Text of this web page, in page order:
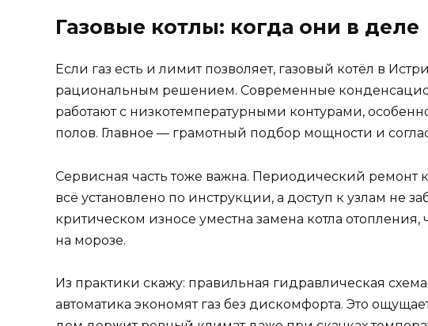
Газовые котлы: когда они в деле
Если газ есть и лимит позволяет, газовый котёл в
рациональным решением. Современные
работают с низкотемпературными контурами,
полов. Главное — грамотный подбор мощности и
Сервисная часть тоже важна. Периодический ремонт
всё установлено по инструкции, а доступ к узлам не
критическом износе уместна замена котла
на морозе.
Из практики скажу: правильная гидравлическая
автоматика экономят газ без дискомфорта. Это